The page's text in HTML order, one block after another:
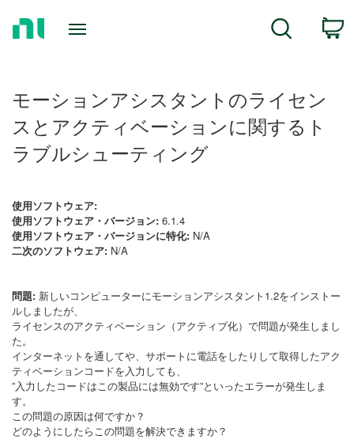
Search
モーションアシスタントのライセン
スとアクティベーションに関するト
ラブルシューティング
使用ソフトウェア:
使用ソフトウェア・バージョン: 6.1.4
使用ソフトウェア・バージョンに特化: N/A
二次のソフトウェア: N/A
問題: 新しいコンピューターにモーションアシスタント1.2をインストー
ルしましたが、
ライセンスのアクティベーション（アクティブ化）で問題が発生しまし
た。
インターネットを通してや、サポートに電話をしたりして取得したアク
ティベーションコードを入力しても、
”入力したコードはこの製品には無効です”といったエラーが発生しま
す。
この問題の原因は何ですか？
どのようにしたらこの問題を解決できますか？